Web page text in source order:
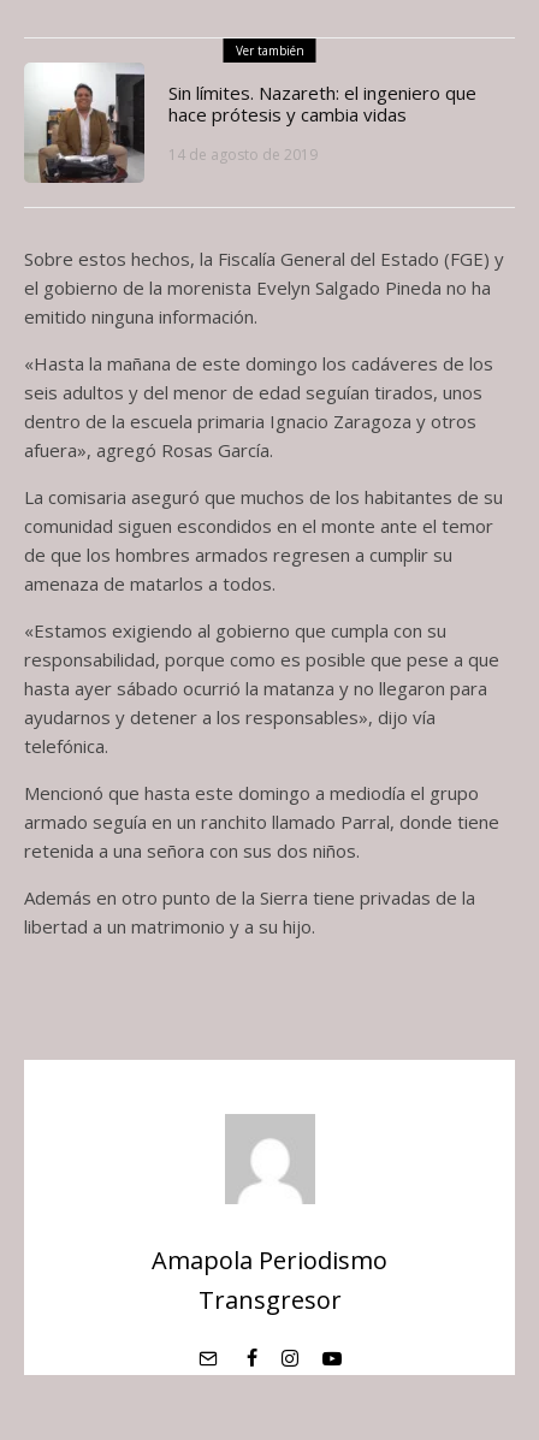
Ver también
Sin límites. Nazareth: el ingeniero que
hace prótesis y cambia vidas
14 de agosto de 2019
Sobre estos hechos, la Fiscalía General del Estado (FGE) y
el gobierno de la morenista Evelyn Salgado Pineda no ha
emitido ninguna información.
«Hasta la mañana de este domingo los cadáveres de los
seis adultos y del menor de edad seguían tirados, unos
dentro de la escuela primaria Ignacio Zaragoza y otros
afuera», agregó Rosas García.
La comisaria aseguró que muchos de los habitantes de su
comunidad siguen escondidos en el monte ante el temor
de que los hombres armados regresen a cumplir su
amenaza de matarlos a todos.
«Estamos exigiendo al gobierno que cumpla con su
responsabilidad, porque como es posible que pese a que
hasta ayer sábado ocurrió la matanza y no llegaron para
ayudarnos y detener a los responsables», dijo vía
telefónica.
Mencionó que hasta este domingo a mediodía el grupo
armado seguía en un ranchito llamado Parral, donde tiene
retenida a una señora con sus dos niños.
Además en otro punto de la Sierra tiene privadas de la
libertad a un matrimonio y a su hijo.
Amapola Periodismo
Transgresor